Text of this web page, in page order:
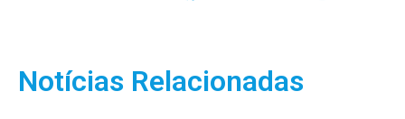
Notícias Relacionadas